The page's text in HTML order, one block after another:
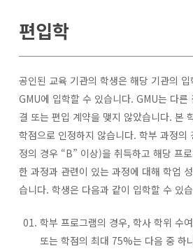
편입학
공인된 교육 기관의 학생은 해당 기관의
GMU에 입학할 수 있습니다. GMU는 다른
결 또는 편입 계약을 맺지 않았습니다. 본
학점으로 인정하지 않습니다. 학부 과정의
정의 경우 “B” 이상)을 취득하고 해당 프
한 과정과 관련이 있는 과정에 대해 학업
습니다. 학생은 다음과 같이 입학할 수 있
학부 프로그램의 경우, 학사 학위 수
또는 학점의 최대 75%는 다음 중 하